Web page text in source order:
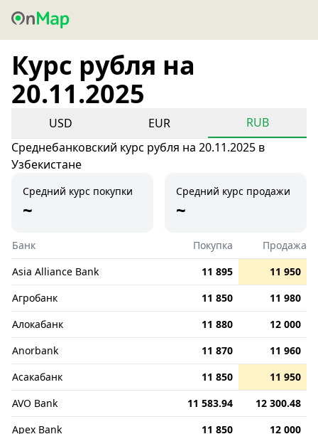
Курс рубля на
20.11.2025
USD EUR
RUB
Среднебанковский курс рубля на 20.11.2025 в
Узбекистане
Средний курс покупки
~
Средний курс продажи
~
Банк Покупка
Продажа
Asia Alliance Bank
11 895
11 950
Агробанк
11 850
11 980
Алокабанк
11 880
12 000
Anorbank
11 870
11 960
Асакабанк
11 850
11 950
AVO Bank
11 583.94
12 300.48
Apex Bank
11 850
12 000